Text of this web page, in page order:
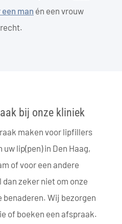
man én een vrouw
bij onze kliniek
maken voor lipfillers
lip(pen) in Den Haag,
of voor een andere
dan zeker niet om onze
benaderen. Wij bezorgen
of boeken een afspraak.